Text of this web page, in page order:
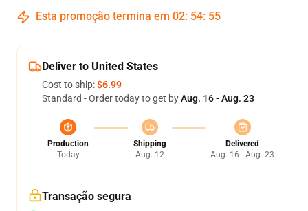
Esta promoção termina em 02: 54: 54
Deliver to United States
Cost to ship:$6.99
Standard - Order today to get byAug. 16 - Aug. 23
Production
Today
Shipping
Aug. 12
Delivered
Aug. 16 - Aug. 23
Transação segura